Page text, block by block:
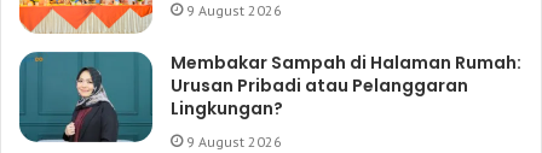
9 August 2026
Membakar Sampah di Halaman Rumah:
Urusan Pribadi atau Pelanggaran
Lingkungan?
9 August 2026